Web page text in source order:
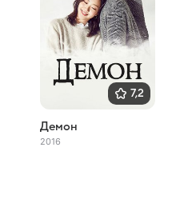
7,2
Демон
2016